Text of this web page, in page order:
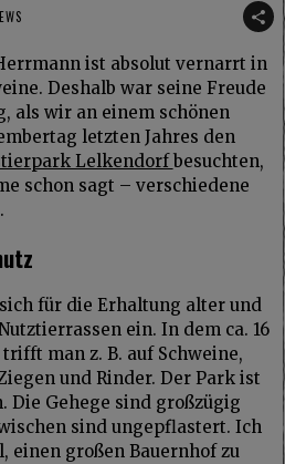
ist absolut vernarrt in
Deshalb war seine Freude
als wir an einem schönen
letzten Jahres den
Lelkendorf besuchten,
schon sagt – verschiedene
für die Erhaltung alter und
ein. In dem ca. 16
man z. B. auf Schweine,
und Rinder. Der Park ist
Die Gehege sind großzügig
sind ungepflastert. Ich
einen großen Bauernhof zu